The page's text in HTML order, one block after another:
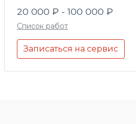
20 000 ₽ - 100 000 ₽
Список работ
Записаться на сервис